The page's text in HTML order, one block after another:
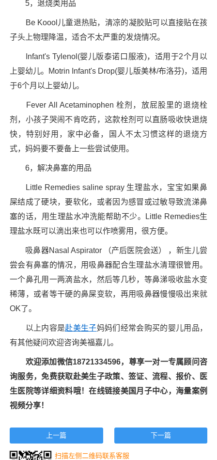
5，退烧类用品
Be Koool儿童退热贴，清凉的凝胶贴可以直接贴在孩
子头上物理降温，适合不太严重的发烧情况。
Infant's Tylenol(婴儿版泰诺口服液)，适用于2个月以
上婴幼儿。Motrin Infant's Drop(婴儿版美林/布洛芬)，适用
于6个月以上婴幼儿。
Fever All Acetaminophen 栓剂，放屁股里的退烧栓
剂，小孩子哭闹不肯吃药，这款栓剂可以直肠吸收快退烧
快，特别好用，家中必备，国人不太习惯这样的退烧方
式，妈妈要不要备上一些尝试使用。
6，解决鼻塞的用品
Little Remedies saline spray 生理盐水，宝宝如果鼻
屎结成了硬块，要软化，或者因为感冒或过敏导致流涕鼻
塞的话，用生理盐水冲洗能帮助不少。Little Remedies生
理盐水既可以滴出来也可以作喷雾用，很方便。
吸鼻器Nasal Aspirator （产后医院会送） ，新生儿尝
尝会有鼻塞的情况，用吸鼻器配合生理盐水清理很管用。
一个鼻孔用一两滴盐水，然后等几秒，等鼻涕吸收盐水变
稀薄，或者等干硬的鼻屎变软，再用吸鼻器慢慢吸出来就
OK了。
以上内容是赴美生子妈妈们经常会购买的婴儿用品，
有其他疑问欢迎咨询美福嘉儿。
欢迎添加微信18721334596，尊享一对一专属顾问咨
询服务，免费获取赴美生子政策、签证、流程、报价、医
生医院等详细资料哦！在线链接美国月子中心，海量案例
视频分享！
上一篇 下一篇
扫描左侧二维码联系客服